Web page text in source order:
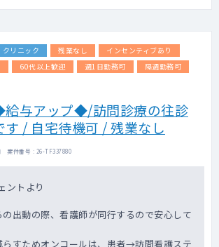
クリニック 残業なし
インセンティブあり
60代以上歓迎 週1日勤務可
隔週勤務可
給与アップ◆/訪問診療の往診
す / 自宅待機可 / 残業なし
案件番号 : 26-TF337880
ントより
出動の際、看護師が同行するので安心して
すためオンコールは、患者→訪問看護ステ